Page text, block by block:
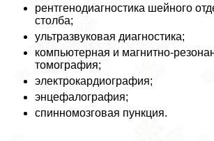
рентгенодиагностика шейного
столба;
ультразвуковая диагностика;
компьютерная и магнитно-
томография;
электрокардиография;
энцефалография;
спинномозговая пункция.